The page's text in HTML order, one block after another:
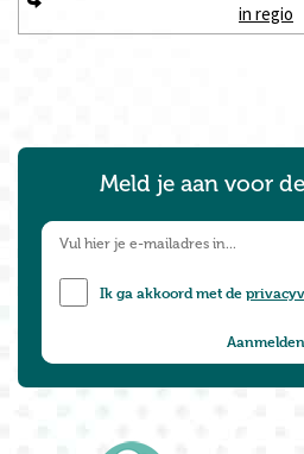
in regio
Meld je aan voor
Ik ga akkoord met de